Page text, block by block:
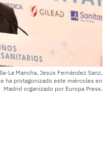
La Mancha, Jesús Fernández Sanz,
ha protagonizado este miércoles en
Madrid organizado por Europa Press.